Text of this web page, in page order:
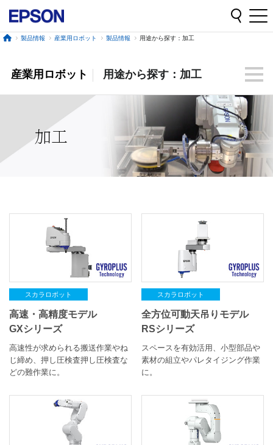
製品情報 産業用ロボット 製品情報 用途から探す：加工
産業用ロボット 用途から探す：加工
加工
スカラロボット
高速・高精度モデル
GXシリーズ
高速性が求められる搬送作業やね
じ締め、押し圧検査押し圧検査な
どの難作業に。
スカラロボット
全方位可動天吊りモデル
RSシリーズ
スペースを有効活用、小型部品や
素材の組立やパレタイジング作業
に。